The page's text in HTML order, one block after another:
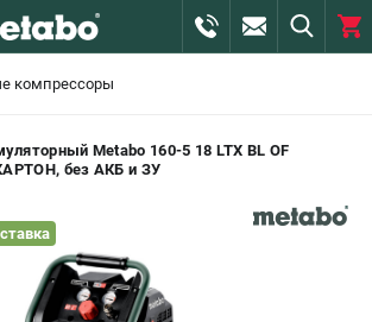
06-14 | +7 (8112) 59-10-67
компрессоры
Metabo 160-5 18 LTX BL OF
без АКБ и ЗУ